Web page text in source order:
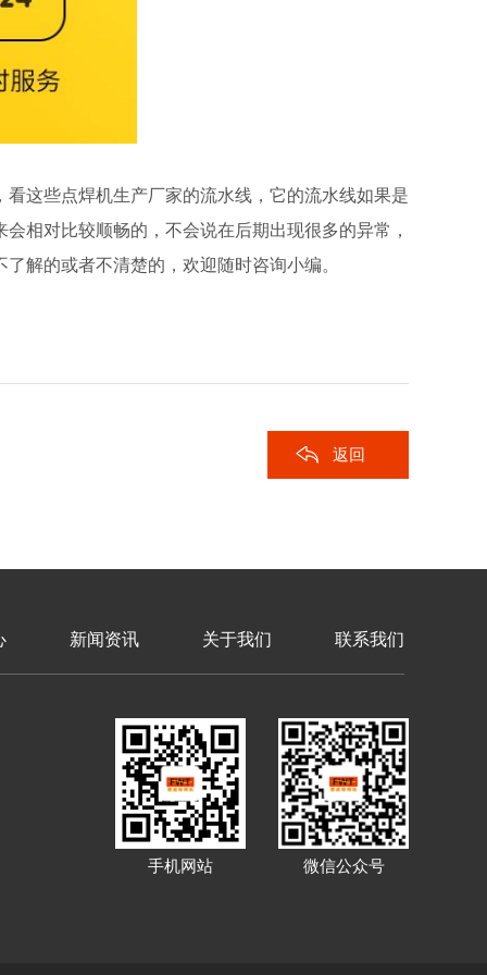
这些点焊机生产厂家的流水线，它的流水线如果是
相对比较顺畅的，不会说在后期出现很多的异常，
解的或者不清楚的，欢迎随时咨询小编。
返回
新闻资讯 关于我们 联系我们
手机网站 微信公众号